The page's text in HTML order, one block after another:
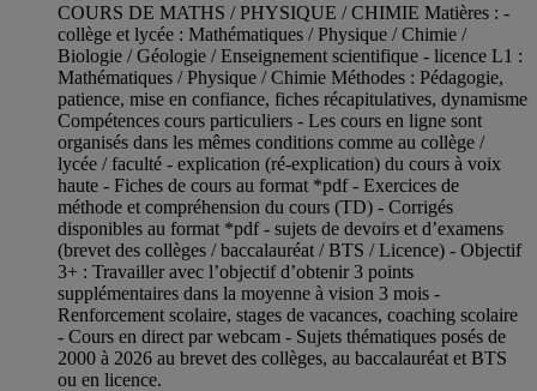
COURS DE MATHS / PHYSIQUE / CHIMIE Matières : -
collège et lycée : Mathématiques / Physique / Chimie /
Biologie / Géologie / Enseignement scientifique - licence L1 :
Mathématiques / Physique / Chimie Méthodes : Pédagogie,
patience, mise en confiance, fiches récapitulatives, dynamisme
Compétences cours particuliers - Les cours en ligne sont
organisés dans les mêmes conditions comme au collège /
lycée / faculté - explication (ré-explication) du cours à voix
haute - Fiches de cours au format *pdf - Exercices de
méthode et compréhension du cours (TD) - Corrigés
disponibles au format *pdf - sujets de devoirs et d’examens
(brevet des collèges / baccalauréat / BTS / Licence) - Objectif
3+ : Travailler avec l’objectif d’obtenir 3 points
supplémentaires dans la moyenne à vision 3 mois -
Renforcement scolaire, stages de vacances, coaching scolaire
- Cours en direct par webcam - Sujets thématiques posés de
2000 à 2026 au brevet des collèges, au baccalauréat et BTS
ou en licence.